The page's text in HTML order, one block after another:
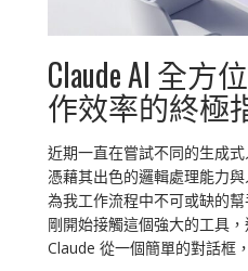
Claude AI 全方
作效率的終極
近期一直在嘗試不同的生成
憑藉其出色的邏輯處理能力
為我工作流程中不可或缺的
剛開始接觸這個強大的工具
Claude 從一個簡單的對話框